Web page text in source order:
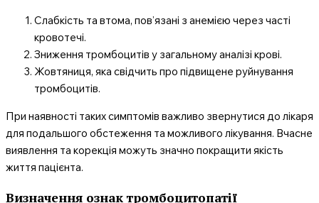
Слабкість та втома, пов’язані з анемією через часті
кровотечі.
Зниження тромбоцитів у загальному аналізі крові.
Жовтяниця, яка свідчить про підвищене руйнування
тромбоцитів.
При наявності таких симптомів важливо звернутися до лікаря
для подальшого обстеження та можливого лікування. Вчасне
виявлення та корекція можуть значно покращити якість
життя пацієнта.
Визначення ознак тромбоцитопатії